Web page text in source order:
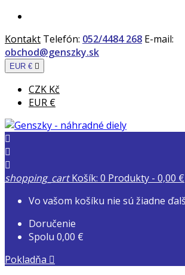
Kontakt Telefón: 052/4484 268 E-mail:
obchod@genszky.sk
EUR € 
CZK Kč
EUR €



shopping_cart Košík: 0 Produkty - 0,00 €
Vo vašom košíku nie sú žiadne
Doručenie
Spolu 0,00 €
Pokladňa 